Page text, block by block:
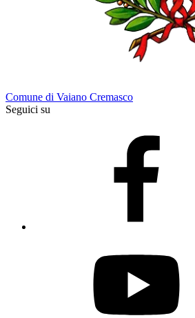
Comune di Vaiano Cremasco
Seguici su